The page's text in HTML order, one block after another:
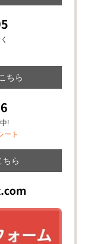
ちら
!
ート
ちら